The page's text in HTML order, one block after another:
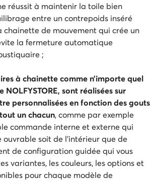
réussit à maintenir la toile bien
entre un contrepoids inséré
chainette de mouvement qui crée un
la fermeture automatique
;
à chainette comme n’importe quel
sont réalisées sur
personnalisées en fonction des gouts
un chacun, comme par exemple
commande interne et externe qui
soit de l’intérieur que de
de configuration guidée qui vous
variantes, les couleurs, les options et
pour chaque modèle de